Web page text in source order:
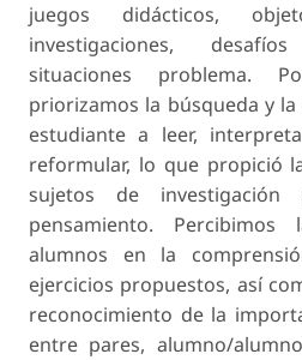
juegos didácticos,
investigaciones,
situaciones problema.
priorizamos la búsqueda y
estudiante a leer,
reformular, lo que propició
sujetos de
pensamiento.
alumnos en la
ejercicios propuestos, así
reconocimiento de la
entre pares, alumno/